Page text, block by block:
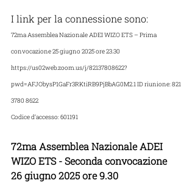
I link per la connessione sono:
72ma Assemblea Nazionale ADEI WIZO ETS – Prima
convocazione 25 giugno 2025 ore 23.30
https://us02web.zoom.us/j/82137808622?
pwd=AFJObysP1GaFr3RKtiRB9PjBbAG0M2.1 ID riunione: 821
3780 8622
Codice d’accesso: 601191
72ma Assemblea Nazionale ADEI
WIZO ETS - Seconda convocazione
26 giugno 2025 ore 9.30